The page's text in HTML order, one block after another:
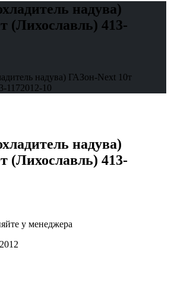
надува)
(Лихославль) 413-
надува) ГАЗон-Next 10т
1172012-10
надува)
(Лихославль) 413-
у менеджера